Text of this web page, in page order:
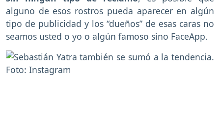
alguno de esos rostros pueda aparecer en algún
tipo de publicidad y los “dueños” de esas caras no
seamos usted o yo o algún famoso sino FaceApp.